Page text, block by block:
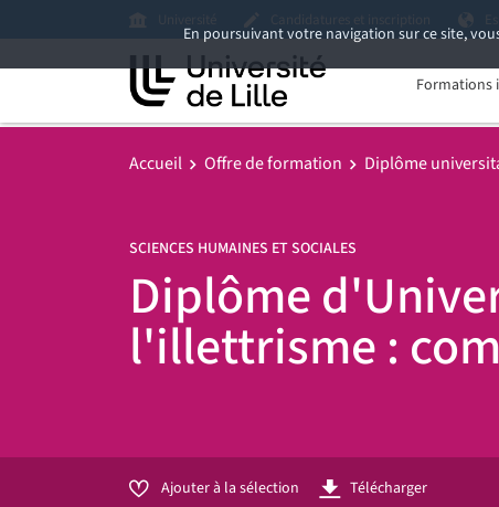
En poursuivant votre navigation sur ce site,
Formations
Accueil Offre de formation Diplôme
SCIENCES HUMAINES ET SOCIALES
Diplôme
l'illettrisme :
Ajouter à la sélection Télécharger